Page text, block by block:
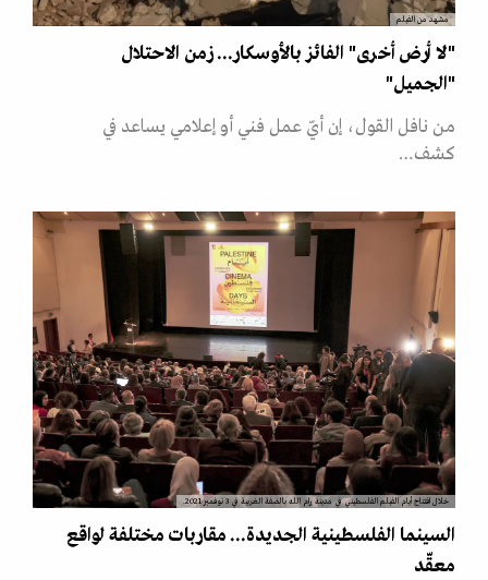
مشهد من الفيلم
"لا أرض أخرى" الفائز بالأوسكار... زمن الاحتلال
"الجميل"
من نافل القول، إن أيّ عمل فني أو إعلامي يساعد في
كشف…
خلال افتتاح أيام الفيلم الفلسطيني في مدينة رام الله بالضفة الغربية في 3 نوفمبر 2021.
السينما الفلسطينية الجديدة... مقاربات مختلفة لواقع
معقّد